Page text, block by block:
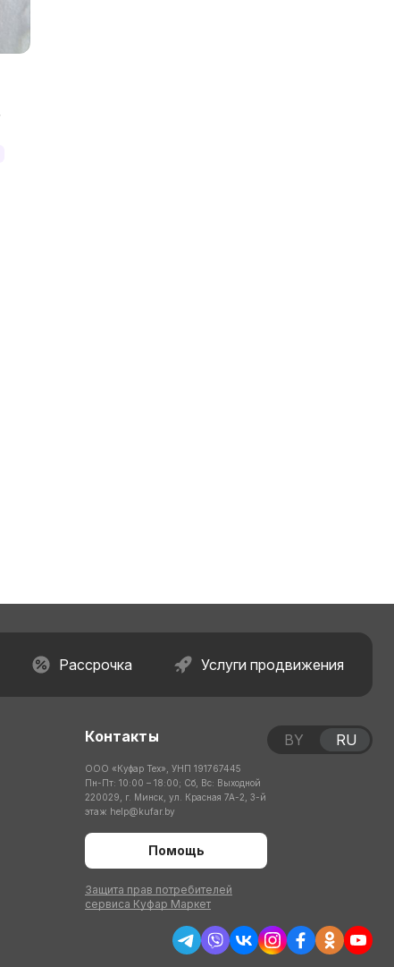
Рассрочка Услуги продвижения
Контакты
ООО «Куфар Тех», УНП 191767445
Пн-Пт: 10:00 – 18:00; Сб, Вс: Выходной
220029, г. Минск, ул. Красная 7А-2, 3-й
этаж help@kufar.by
Помощь
Защита прав потребителей
сервиса Куфар Маркет
BY RU